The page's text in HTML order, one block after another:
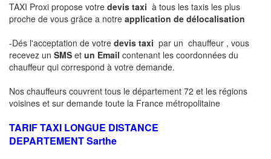
TAXI Proxi propose votre devis taxi à tous les taxis les plus
proche de vous grâce a notre application de délocalisation
-Dés l'acceptation de votre devis taxi par un chauffeur , vous
recevez un SMS et un Email contenant les coordonnées du
chauffeur qui correspond à votre demande.
Nos chauffeurs couvrent tous le département 72 et les régions
voisines et sur demande toute la France métropolitaine
TARIF TAXI LONGUE DISTANCE
DEPARTEMENTSarthe